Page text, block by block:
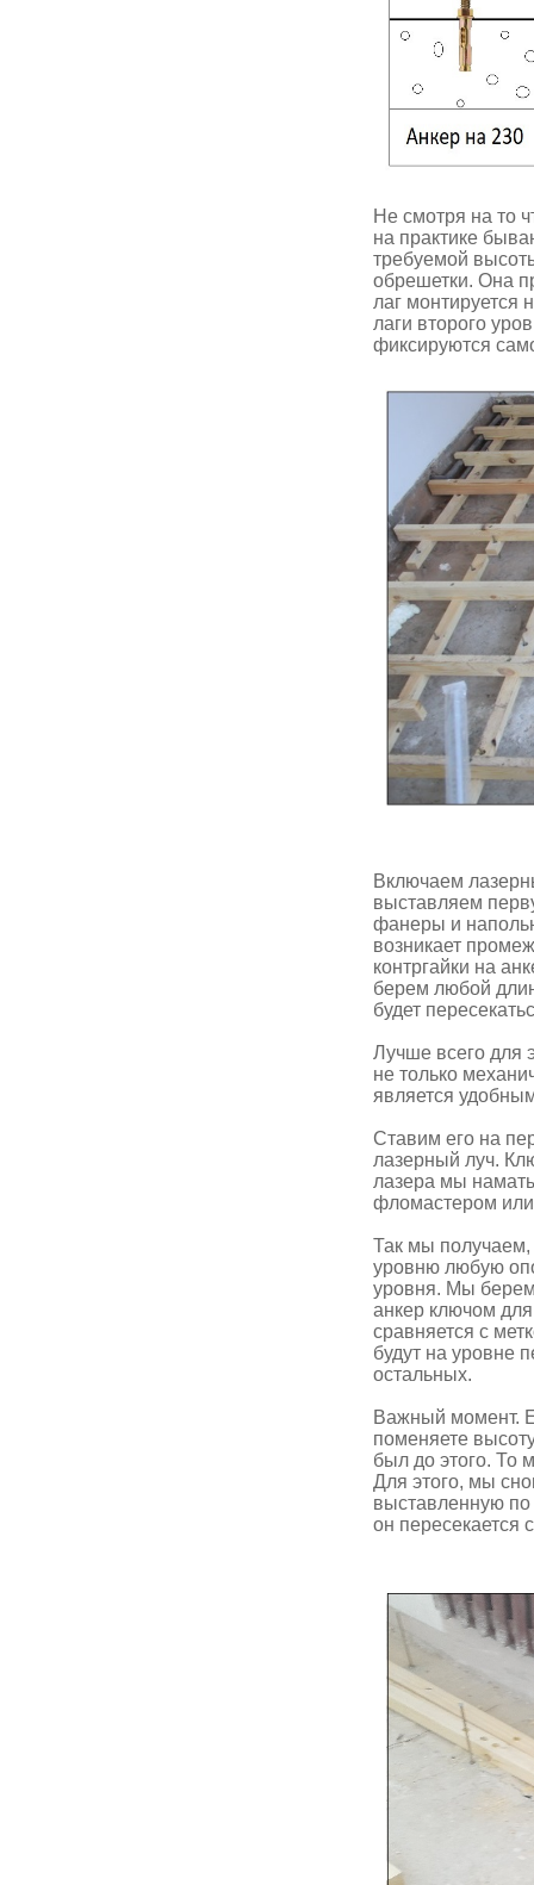
Не смотря на то
на практике
требуемой
обрешетки. Она
лаг монтируется
лаги второго
фиксируются
Включаем
выставляем
фанеры и
возникает
контргайки на
берем любой
будет
Лучше всего для
не только
является
Ставим его на
лазерный луч.
лазера мы
фломастером или
Так мы
уровню любую
уровня. Мы
анкер ключом
сравняется с
будут на уровне
остальных.
Важный момент.
поменяете
был до этого. То
Для этого, мы
выставленную по
он пересекается